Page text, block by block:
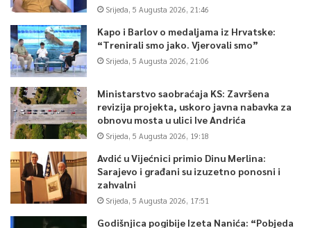
Srijeda, 5 Augusta 2026, 21:46
Kapo i Barlov o medaljama iz Hrvatske:
“Trenirali smo jako. Vjerovali smo”
Srijeda, 5 Augusta 2026, 21:06
Ministarstvo saobraćaja KS: Završena
revizija projekta, uskoro javna nabavka za
obnovu mosta u ulici Ive Andrića
Srijeda, 5 Augusta 2026, 19:18
Avdić u Vijećnici primio Dinu Merlina:
Sarajevo i građani su izuzetno ponosni i
zahvalni
Srijeda, 5 Augusta 2026, 17:51
Godišnjica pogibije Izeta Nanića: “Pobjeda